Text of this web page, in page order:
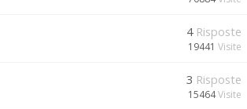
4 Risposte
19441 Visite
3 Risposte
15464Visite